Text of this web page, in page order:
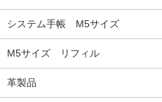
システム手帳 M5サイズ
M5サイズ リフィル
革製品